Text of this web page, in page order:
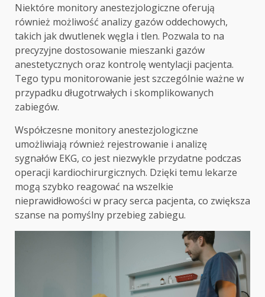
Niektóre monitory anestezjologiczne oferują
również możliwość analizy gazów oddechowych,
takich jak dwutlenek węgla i tlen. Pozwala to na
precyzyjne dostosowanie mieszanki gazów
anestetycznych oraz kontrolę wentylacji pacjenta.
Tego typu monitorowanie jest szczególnie ważne w
przypadku długotrwałych i skomplikowanych
zabiegów.
Współczesne monitory anestezjologiczne
umożliwiają również rejestrowanie i analizę
sygnałów EKG, co jest niezwykle przydatne podczas
operacji kardiochirurgicznych. Dzięki temu lekarze
mogą szybko reagować na wszelkie
nieprawidłowości w pracy serca pacjenta, co zwiększa
szanse na pomyślny przebieg zabiegu.